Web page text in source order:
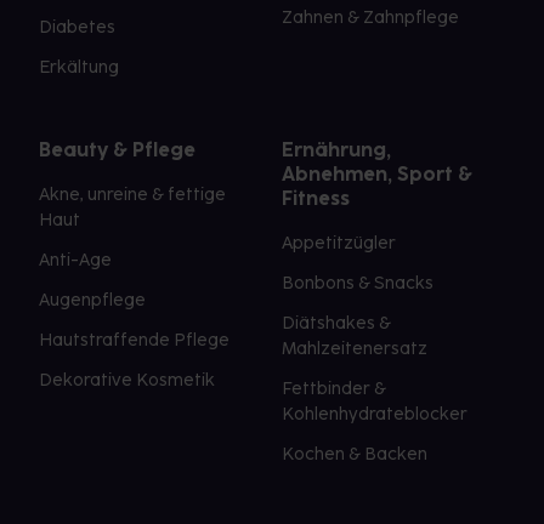
Diabetes
Erkältung
Zahnen & Zahnpflege
Beauty & Pflege
Akne, unreine & fettige
Haut
Anti-Age
Augenpflege
Hautstraffende Pflege
Dekorative Kosmetik
Ernährung,
Abnehmen, Sport &
Fitness
Appetitzügler
Bonbons & Snacks
Diätshakes &
Mahlzeitenersatz
Fettbinder &
Kohlenhydrateblocker
Kochen & Backen